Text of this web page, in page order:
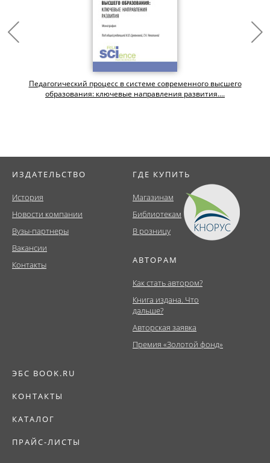
Педагогический процесс в системе современного высшего
образования: ключевые направления развития....
ИЗДАТЕЛЬСТВО
История
Новости компании
Вузы-партнеры
Вакансии
Контакты
ГДЕ КУПИТЬ
Магазинам
Библиотекам
В розницу
АВТОРАМ
Как стать автором?
Книга издана. Что
дальше?
Авторская заявка
Премия «Золотой фонд»
ЭБС BOOK.RU
КОНТАКТЫ
КАТАЛОГ
ПРАЙС-ЛИСТЫ